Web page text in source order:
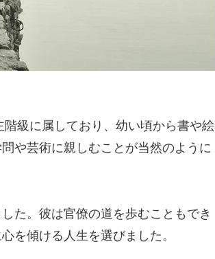
級に属しており、幼い頃から書や絵
や芸術に親しむことが当然のように
た。彼は官僚の道を歩むこともでき
を傾ける人生を選びました。